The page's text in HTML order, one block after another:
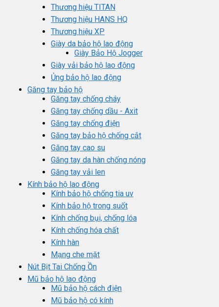
Thương hiệu TITAN
Thương hiệu HANS HQ
Thương hiệu XP
Giày da bảo hộ lao động
Giày Bảo Hộ Jogger
Giày vải bảo hộ lao động
Ủng bảo hộ lao động
Găng tay bảo hộ
Găng tay chống cháy
Găng tay chống dầu - Axit
Găng tay chống điện
Găng tay bảo hộ chống cắt
Găng tay cao su
Găng tay da hàn chống nóng
Găng tay vải len
Kính bảo hộ lao động
Kính bảo hộ chống tia uv
Kính bảo hộ trong suốt
Kính chống bụi, chống lóa
Kính chống hóa chất
Kính hàn
Mạng che mặt
Nút Bịt Tai Chống Ồn
Mũ bảo hộ lao động
Mũ bảo hộ cách điện
Mũ bảo hộ có kính